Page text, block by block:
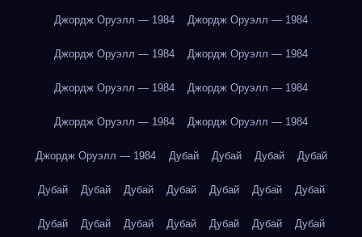
Джордж Оруэлл — 1984 Джордж Оруэлл — 1984
Джордж Оруэлл — 1984 Джордж Оруэлл — 1984
Джордж Оруэлл — 1984 Джордж Оруэлл — 1984
Джордж Оруэлл — 1984 Джордж Оруэлл — 1984
Джордж Оруэлл — 1984 Дубай Дубай Дубай Дубай
Дубай Дубай Дубай Дубай Дубай Дубай Дубай
Дубай Дубай Дубай Дубай Дубай Дубай Дубай